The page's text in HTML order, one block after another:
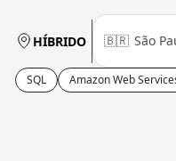
HÍBRIDO 🇧🇷 São
SQL Amazon Web